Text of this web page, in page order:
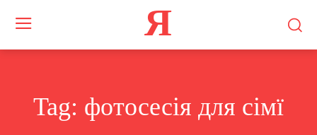
Я
Tag: фотосесія для сімї